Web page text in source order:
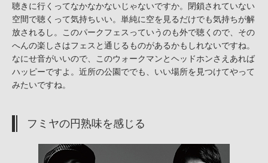
聴きに行くってなかなかないじゃないですか。閉鎖されていない
空間で聴くって気持ちいい。単純に空を見るだけでも気持ちが解
放されるし。このパークフェスっていうのも外で聴くので、その
へんの楽しさはフェスと通じるものがあるかもしれないですね。
なにせ音がいいので、このウォークマンとヘッドホンさえあれば
ハッピーですよ。近所の公園ででも、いい場所を見つけてやって
みたいですね。
フミヤの円熟味を感じる